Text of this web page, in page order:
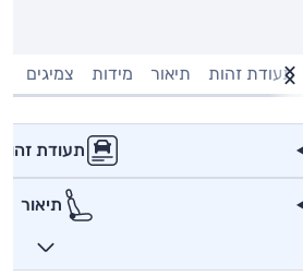
תעודת זהות תיאור מידות צמיגים
תעודת זהות
תיאור